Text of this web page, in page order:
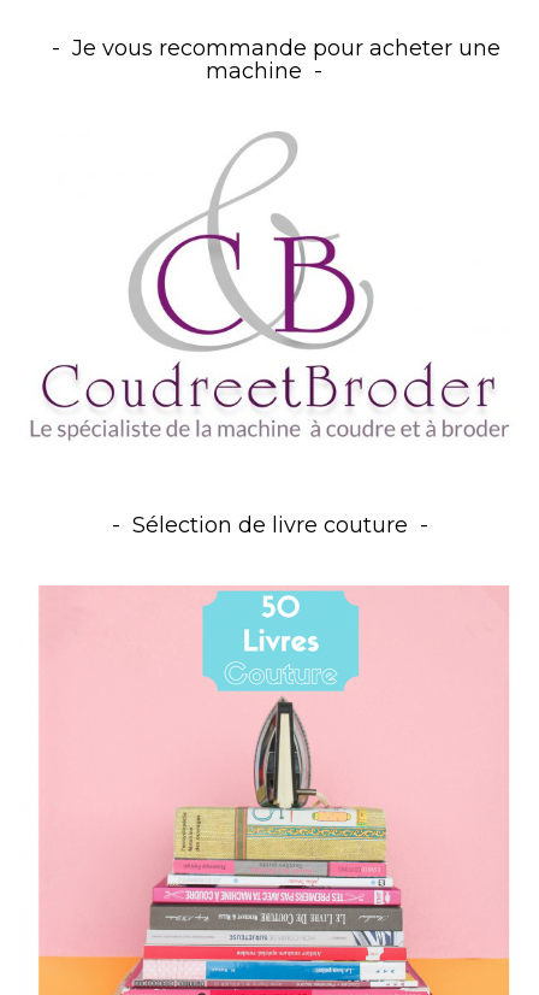
Je vous recommande pour acheter une
machine
Sélection de livre couture